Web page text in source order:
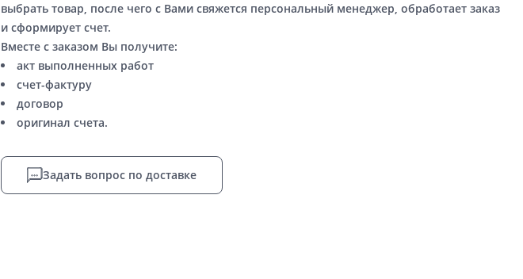
выбрать товар, после чего с Вами свяжется персональный менеджер, обработает заказ
и сформирует счет.
Вместе с заказом Вы получите:
акт выполненных работ
счет-фактуру
договор
оригинал счета.
Задать вопрос по доставке